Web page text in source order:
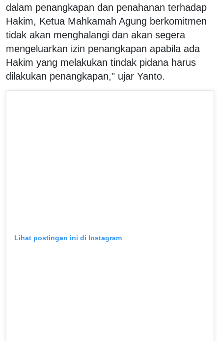
dalam penangkapan dan penahanan terhadap
Hakim, Ketua Mahkamah Agung berkomitmen
tidak akan menghalangi dan akan segera
mengeluarkan izin penangkapan apabila ada
Hakim yang melakukan tindak pidana harus
dilakukan penangkapan," ujar Yanto.
Lihat postingan ini di Instagram